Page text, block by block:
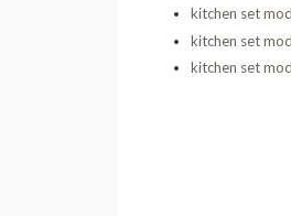
kitchen set
kitchen set
kitchen set